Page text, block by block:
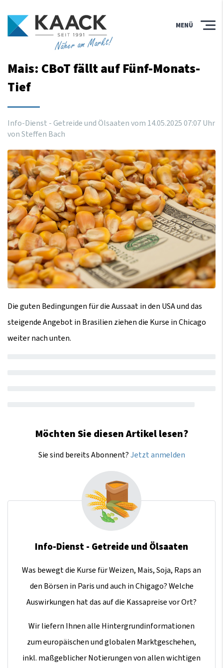
Näher am Markt!
MENÜ
Mais: CBoT fällt auf Fünf-Monats-
Tief
Info-Dienst - Getreide und Ölsaaten vom 14.05.202507:07Uhr
von Steffen Bach
Die guten Bedingungen für die Aussaat in den USA und das
steigende Angebot in Brasilien ziehen die Kurse in Chicago
weiter nach unten.
Möchten Sie diesen Artikel lesen?
Sie sind bereits Abonnent?Jetzt anmelden
Info-Dienst - Getreide und Ölsaaten
Was bewegt die Kurse für Weizen, Mais, Soja, Raps an
den Börsen in Paris und auch in Chigago? Welche
Auswirkungen hat das auf die Kassapreise vor Ort?
Wir liefern Ihnen alle Hintergrundinformationen
zum europäischen und globalen Marktgeschehen,
inkl. maßgeblicher Notierungen von allen wichtigen